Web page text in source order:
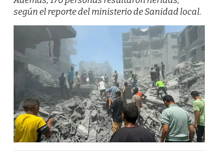
según el reporte del ministerio de Sanidad local.